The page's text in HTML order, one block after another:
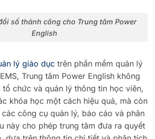
số thành công cho Trung tâm Power
English
lý giáo dục trên phần mềm quản lý
Trung tâm Power English không
tổ chức và quản lý thông tin học viên,
khóa học một cách hiệu quả, mà còn
công cụ quản lý, báo cáo và phân
này cho phép trung tâm đưa ra quyết